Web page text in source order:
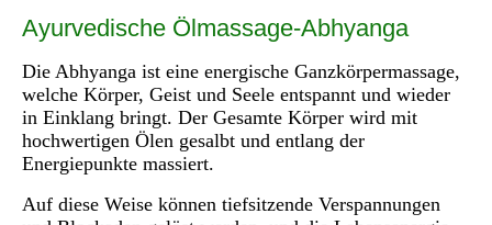
Ayurvedische Ölmassage-Abhyanga
Die Abhyanga ist eine energische Ganzkörpermassage,
welche Körper, Geist und Seele entspannt und wieder
in Einklang bringt. Der Gesamte Körper wird mit
hochwertigen Ölen gesalbt und entlang der
Energiepunkte massiert.
Auf diese Weise können tiefsitzende Verspannungen